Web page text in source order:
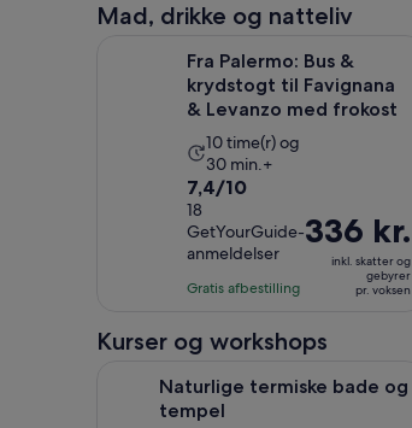
Mad, drikke og natteliv
Fra Palermo: Bus &
krydstogt til Favignana
& Levanzo med frokost
Oplevelsens
varighed
er
timer
30
10 time(r) og
30 min.+
7.4
ud
af
10
med
anmeldelser
7,4/10
18
GetYourGuide-
anmeldelser
Gratis afbestilling
Prisen
er
336 kr.
336 kr.
inkl. skatter og
gebyrer
pr. voksen
Kurser og workshops
Naturlige termiske bade og
tempel